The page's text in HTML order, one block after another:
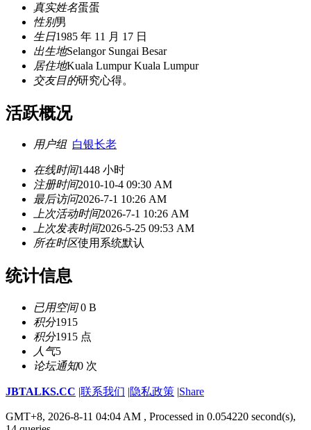
真实姓名蛋蛋
性别男
生日1985 年 11 月 17 日
出生地Selangor Sungai Besar
居住地Kuala Lumpur Kuala Lumpur
交友目的研究心得。
活跃概况
用户组 白银长老
在线时间1448 小时
注册时间2010-10-4 09:30 AM
最后访问2026-7-1 10:26 AM
上次活动时间2026-7-1 10:26 AM
上次发表时间2026-5-25 09:53 AM
所在时区使用系统默认
统计信息
已用空间0 B
积分1915
积分1915 点
人气5
论坛通知0 次
JBTALKS.CC |联系我们 |隐私政策 |Share
GMT+8, 2026-8-11 04:04 AM , Processed in 0.054220 second(s),